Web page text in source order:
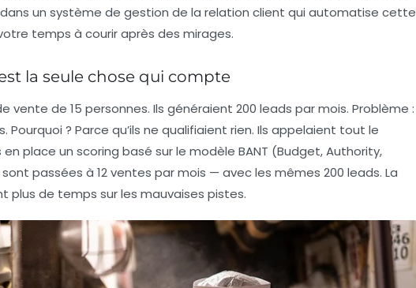
un système de gestion de la relation client qui automatise cette
temps à courir après des mirages.
la seule chose qui compte
vente de 15 personnes. Ils généraient 200 leads par mois. Problème :
? Parce qu’ils ne qualifiaient rien. Ils appelaient tout le
place un scoring basé sur le modèle BANT (Budget, Authority,
passées à 12 ventes par mois — avec les mêmes 200 leads. La
plus de temps sur les mauvaises pistes.